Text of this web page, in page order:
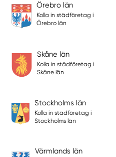
Örebro län
Kolla in städföretag i
Örebro län
Skåne län
Kolla in städföretag i
Skåne län
Stockholms län
Kolla in städföretag i
Stockholms län
Värmlands län